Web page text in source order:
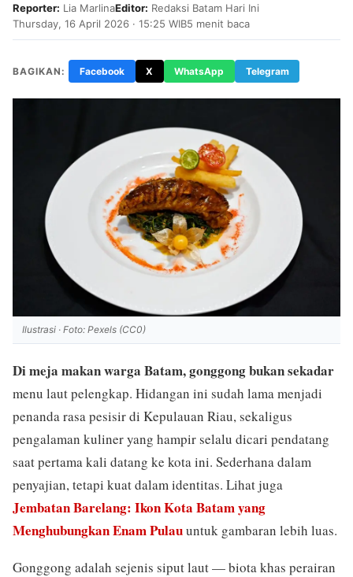
Reporter: Lia MarlinaEditor: Redaksi Batam Hari Ini
Thursday, 16 April 2026 · 15:25 WIB5 menit baca
BAGIKAN: Facebook X WhatsApp Telegram
Ilustrasi · Foto: Pexels (CC0)
Di meja makan warga Batam, gonggong bukan sekadar
menu laut pelengkap. Hidangan ini sudah lama menjadi
penanda rasa pesisir di Kepulauan Riau, sekaligus
pengalaman kuliner yang hampir selalu dicari pendatang
saat pertama kali datang ke kota ini. Sederhana dalam
penyajian, tetapi kuat dalam identitas. Lihat juga
Jembatan Barelang: Ikon Kota Batam yang
Menghubungkan Enam Pulauuntuk gambaran lebih luas.
Gonggong adalah sejenis siput laut — biota khas perairan